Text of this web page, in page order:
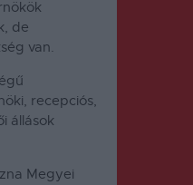
de
van.
recepciós,
állások
Megyei